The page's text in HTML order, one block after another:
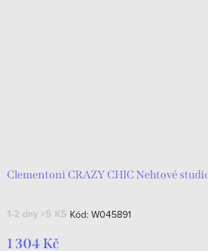
Clementoni CRAZY CHIC Nehtové
1-2 dny >5 KS Kód: W045891
1 304 Kč